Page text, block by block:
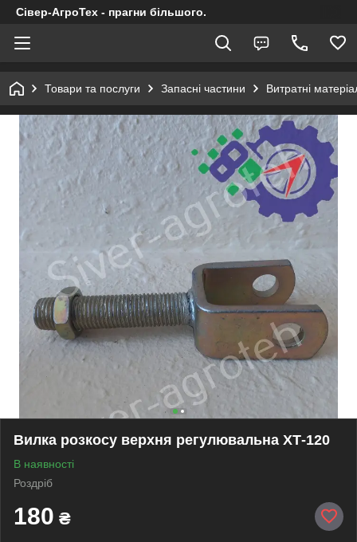
Сівер-АгроТех - прагни більшого.
Товари та послуги Запасні частини Витратні
Вилка розкосу верхня регулювальна ХТ-120
В наявності
Роздріб
180 ₴